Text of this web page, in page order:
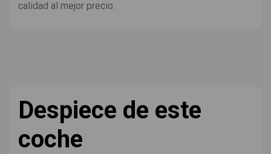
calidad al mejor precio.
Despiece de este
coche